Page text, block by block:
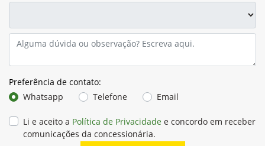
Preferência de contato:
Whatsapp
Telefone